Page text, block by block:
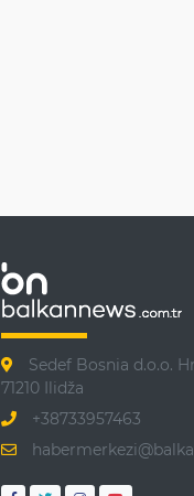
Sedef Bosnia d.o.o.
71210 Ilidža
+38733957463